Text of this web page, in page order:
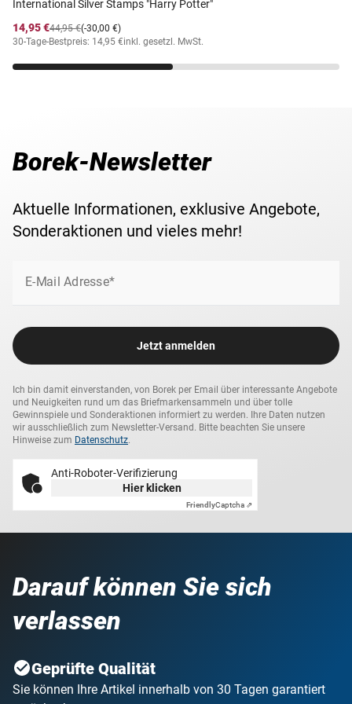
International Silver Stamps "Harry Potter"
14,95 €
(-30,00 €)
44,95 €
30-Tage-Bestpreis: 14,95 €inkl. gesetzl. MwSt.
Borek-Newsletter
Aktuelle Informationen, exklusive Angebote,
Sonderaktionen und vieles mehr!
E-Mail Adresse*
Jetzt anmelden
Ich bin damit einverstanden, von Borek per Email über interessante Angebote
und Neuigkeiten rund um das Briefmarkensammeln und über tolle
Gewinnspiele und Sonderaktionen informiert zu werden. Ihre Daten nutzen
wir ausschließlich zum Newsletter-Versand. Bitte beachten Sie unsere
Hinweise zum Datenschutz.
Anti-Roboter-Verifizierung
Hier klicken
FriendlyCaptcha ⇗
Darauf können Sie sich
verlassen
Geprüfte Qualität
Sie können Ihre Artikel innerhalb von 30 Tagen garantiert